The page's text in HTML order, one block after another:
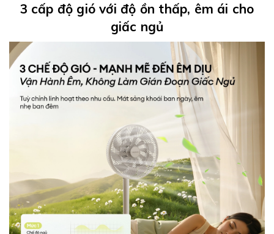
3 cấp độ gió với độ ồn thấp, êm ái cho
giấc ngủ